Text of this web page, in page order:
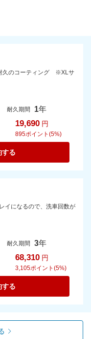
久のコーティング ※XLサ
耐久期間 1年
19,690 円
895ポイント(5%)
する
イになるので、洗車回数が
耐久期間 3年
68,310 円
3,105ポイント(5%)
する